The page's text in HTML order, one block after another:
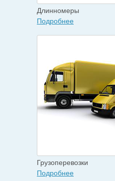
Длинномеры
Подробнее
Грузоперевозки
Подробнее